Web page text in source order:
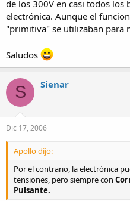
de los 300V en casi todos los
electrónica. Aunque el
"primitiva" se utilizaban para
Saludos
S Sienar
Dic 17, 2006
Apollo dijo:
Por el contrario, la electrónica
tensiones, pero siempre con
Pulsante.